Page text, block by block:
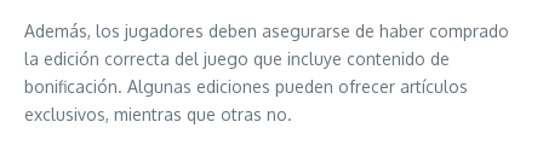
Además, los jugadores deben asegurarse de haber comprado
la edición correcta del juego que incluye contenido de
bonificación. Algunas ediciones pueden ofrecer artículos
exclusivos, mientras que otras no.